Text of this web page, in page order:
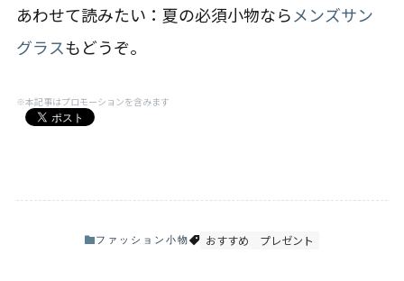
あわせて読みたい：夏の必須小物ならメンズサン
グラスもどうぞ。
※本記事はプロモーションを含みます
ファッション小物 おすすめ プレゼント